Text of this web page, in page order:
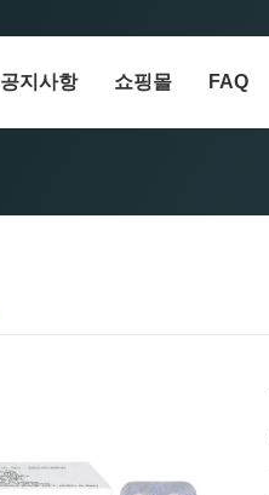
공지사항 쇼핑몰 FAQ